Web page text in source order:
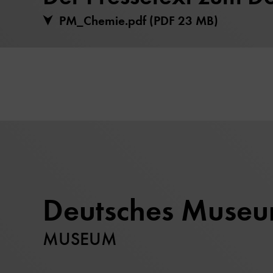
PM_Chemie.pdf (PDF 23 MB)
Deutsches
MUSEUM